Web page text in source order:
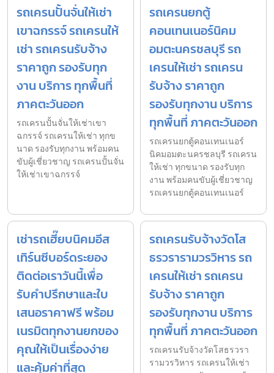
รถเครนปั้นจั่นให้เช่า
เขาฉกรรจ์ รถเครนให้
เช่า รถเครนรับจ้าง
ราคาถูก รองรับทุก
งาน บริการ ทุกพื้นที่
ภาคตะวันออก
รถเครนปั้นจั่นให้เช่าเขา
ฉกรรจ์ รถเครนให้เช่า ทุกข
นาด รองรับทุกงาน พร้อมคน
ขับผู้เชี่ยวชาญ รถเครนปั้นจั่น
ให้เช่าเขาฉกรรจ์
รถเครนยกตู้
คอนเทนเนอร์นิคม
อมตะนครชลบุรี รถ
เครนให้เช่า รถเครน
รับจ้าง ราคาถูก
รองรับทุกงาน บริการ
ทุกพื้นที่ ภาคตะวันออก
รถเครนยกตู้คอนเทนเนอร์
นิคมอมตะนครชลบุรี รถเครน
ให้เช่า ทุกขนาด รองรับทุก
งาน พร้อมคนขับผู้เชี่ยวชาญ
รถเครนยกตู้คอนเทนเนอร์
เช่ารถเฮี๊ยบนิคมอีส
เทิร์นซีบอร์ดระยอง
ติดต่อเราวันนี้เพื่อ
รับคำปรึกษาและใบ
เสนอราคาฟรี พร้อม
เนรมิตทุกงานยกของ
คุณให้เป็นเรื่องง่าย
และคุ้มค่าที่สุด
รถเครนรับจ้างวัดโส
ธรวรารามวรวิหาร รถ
เครนให้เช่า รถเครน
รับจ้าง ราคาถูก
รองรับทุกงาน บริการ
ทุกพื้นที่ ภาคตะวันออก
รถเครนรับจ้างวัดโสธรวรา
รามวรวิหาร รถเครนให้เช่า